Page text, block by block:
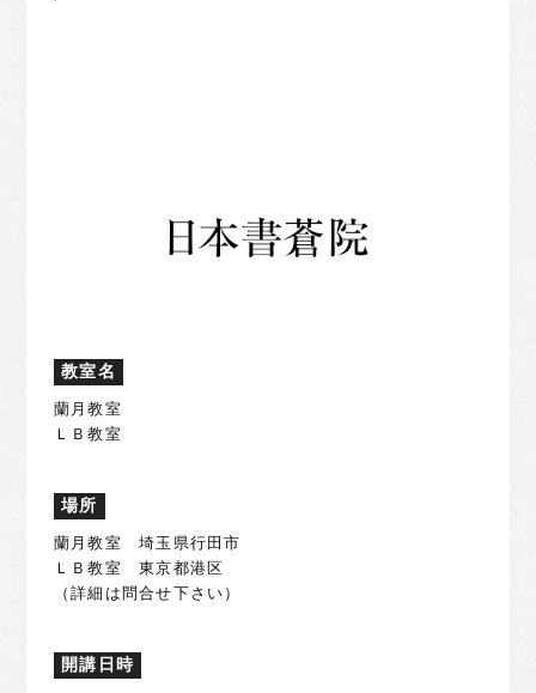
教室名
蘭月教室
ＬＢ教室
場所
蘭月教室 埼玉県行田市
ＬＢ教室 東京都港区
（詳細は問合せ下さい）
開講日時